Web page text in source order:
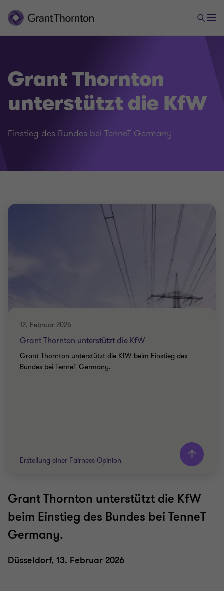
Grant Thornton
unterstützt die KfW
Einstieg des Bundes bei TenneT Germany
12. Februar 2026
Grant Thornton unterstützt die KfW
Grant Thornton unterstützt die KfW beim Einstieg des
Bundes bei TenneT Germany.
Erstellung einer Fairness Opinion
Grant Thornton team
Prof. Dr. Martin Jonas
Partner
Partner
Grant Thornton unterstützt die KfW
beim Einstieg des Bundes bei TenneT
Germany.
Düsseldorf, 13. Februar 2026